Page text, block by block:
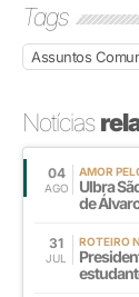
Tags
Assuntos
Notícias
04
AGO
AMOR
Ulbra
de
31
JUL
ROTEIRO